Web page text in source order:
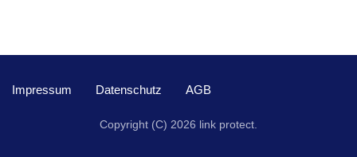
Impressum Datenschutz AGB
Copyright (C) 2026 link protect.